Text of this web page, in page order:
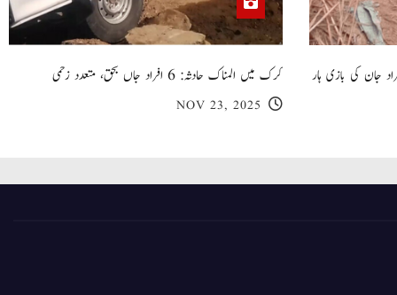
گھر کی چھت گرنے کا سانحہ: 5 افراد جان کی بازی ہار
کرک میں المناک حادثہ: 6 افراد جاں بحق، متعدد زخمی
NOV 23, 2025